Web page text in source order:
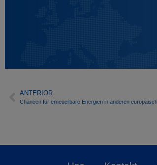
ANTERIOR
Chancen für erneuerbare Energien in anderen